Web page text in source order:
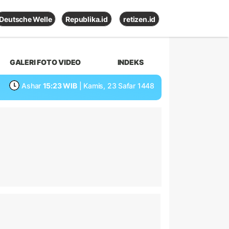
Deutsche Welle Republika.id retizen.id
GALERI FOTO VIDEO INDEKS
Ashar 15:23 WIB | Kamis, 23 Safar 1448